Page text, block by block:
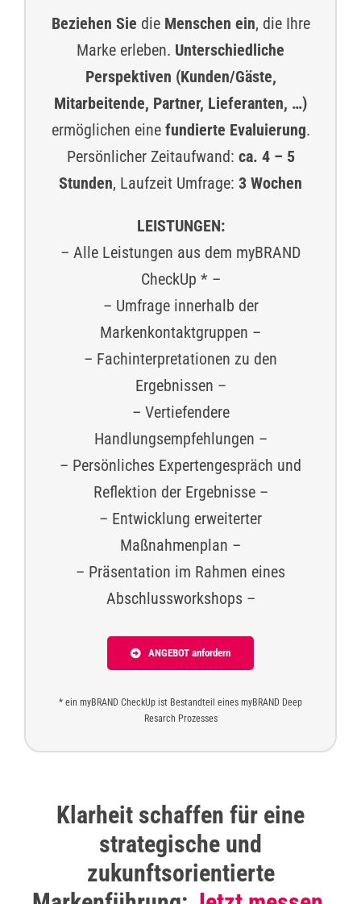
Beziehen Sie die Menschen ein, die Ihre
Marke erleben. Unterschiedliche
Perspektiven (Kunden/Gäste,
Mitarbeitende, Partner, Lieferanten, …)
ermöglichen eine fundierte Evaluierung.
Persönlicher Zeitaufwand: ca. 4 – 5
Stunden, Laufzeit Umfrage: 3 Wochen
LEISTUNGEN:
– Alle Leistungen aus dem myBRAND
CheckUp * –
– Umfrage innerhalb der
Markenkontaktgruppen –
– Fachinterpretationen zu den
Ergebnissen –
– Vertiefendere
Handlungsempfehlungen –
– Persönliches Expertengespräch und
Reflektion der Ergebnisse –
– Entwicklung erweiterter
Maßnahmenplan –
– Präsentation im Rahmen eines
Abschlussworkshops –
ANGEBOT anfordern
* ein myBRAND CheckUp ist Bestandteil eines myBRAND Deep
Resarch Prozesses
Klarheit schaffen für eine
strategische und
zukunftsorientierte